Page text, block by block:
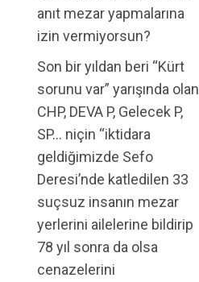
anıt mezar yapmalarına
izin vermiyorsun?
Son bir yıldan beri “Kürt
sorunu var” yarışında olan
CHP, DEVA P, Gelecek P,
SP… niçin “iktidara
geldiğimizde Sefo
Deresi’nde katledilen 33
suçsuz insanın mezar
yerlerini ailelerine bildirip
78 yıl sonra da olsa
cenazelerini